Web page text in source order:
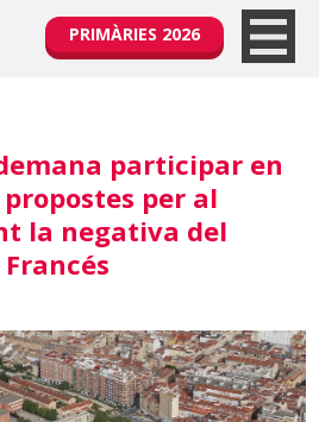
PRIMÀRIES 2026
participar en
per al
la negativa del